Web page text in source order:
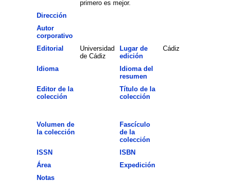
primero es mejor.
Dirección
Autor
corporativo
Editorial
Universidad
de Cádiz
Lugar de
edición
Cádiz
Idioma
Idioma del
resumen
Editor de la
colección
Título de la
colección
Volumen de
la colección
Fascículo
de la
colección
ISSN
ISBN
Área
Expedición
Notas